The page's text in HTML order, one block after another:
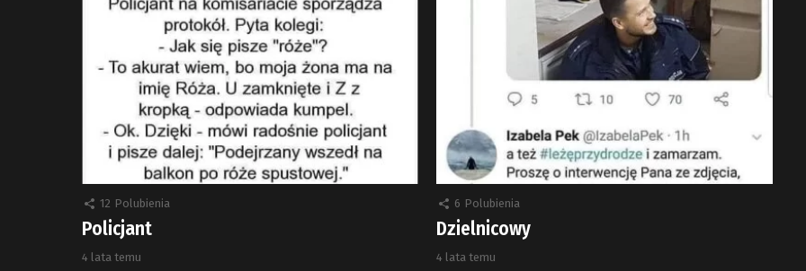
12 Polubienia
Policjant
4 lata temu
6 Polubienia
Dzielnicowy
4 lata temu